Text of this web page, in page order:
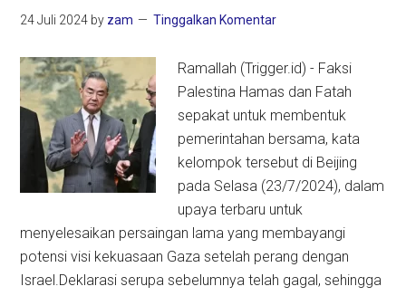
24 Juli 2024 by zam Tinggalkan Komentar
Ramallah (Trigger.id) - Faksi
Palestina Hamas dan Fatah
sepakat untuk membentuk
pemerintahan bersama, kata
kelompok tersebut di Beijing
pada Selasa (23/7/2024), dalam
upaya terbaru untuk
menyelesaikan persaingan lama yang membayangi
potensi visi kekuasaan Gaza setelah perang dengan
Israel.Deklarasi serupa sebelumnya telah gagal, sehingga